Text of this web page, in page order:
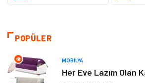
Gıda
Bilgisayar ve Yazılım
POPÜLER
MOBILYA
Her Eve Lazım Olan